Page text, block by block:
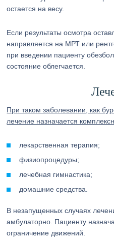
остается на весу.
Если результаты осмотра
направляется на МРТ или
при введении пациенту
состояние облегчается.
При таком заболевании, как
лечение назначается
лекарственная терапия;
физиопроцедуры;
лечебная гимнастика;
домашние средства.
В незапущенных случаях
амбулаторно. Пациенту
ограничение движений.